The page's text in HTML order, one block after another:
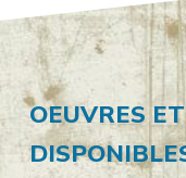
OEUVRES